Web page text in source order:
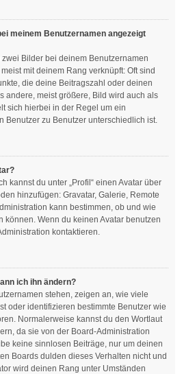
meinem Benutzernamen angezeigt
Bilder bei deinem Benutzernamen
mit deinem Rang verknüpft: Oft sind
die deine Beitragszahl oder deinen
andere, meist größere, Bild wird auch als
sich hierbei in der Regel um ein
Benutzer zu Benutzer unterschiedlich ist.
kannst du unter „Profil“ einen Avatar über
hinzufügen: Gravatar, Galerie, Remote
kann bestimmen, ob und wie
können. Wenn du keinen Avatar benutzen
kontaktieren.
ich ihn ändern?
stehen, zeigen an, wie viele
oder identifizieren bestimmte Benutzer wie
Normalerweise kannst du den Wortlaut
da sie von der Board-Administration
keine sinnlosen Beiträge, nur um deinen
Boards dulden dieses Verhalten nicht und
wird deinen Rang unter Umständen